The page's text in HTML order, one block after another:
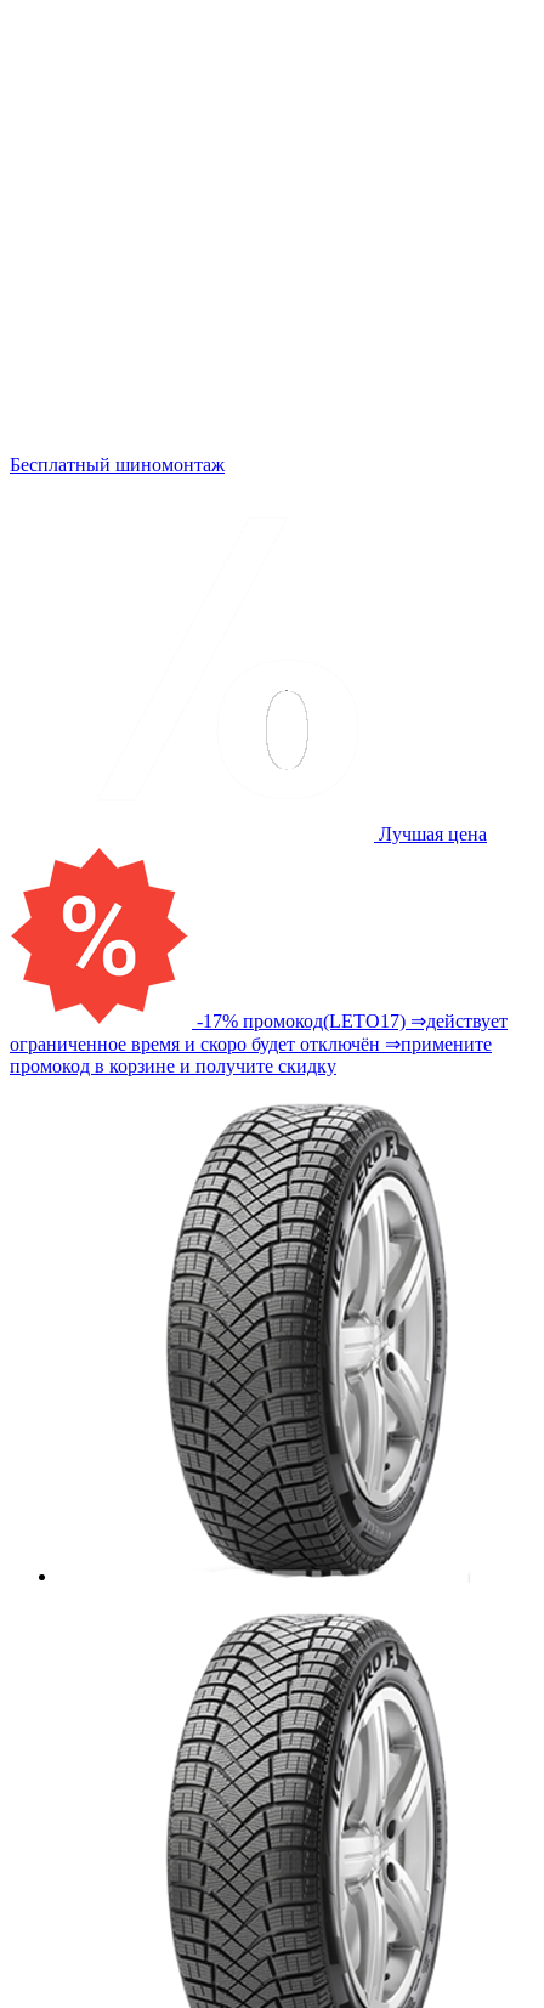
Бесплатный шиномонтаж
Лучшая цена
-17% промокод(LETO17) ⇒действует
ограниченное время и скоро будет отключён ⇒примените
промокод в корзине и получите скидку